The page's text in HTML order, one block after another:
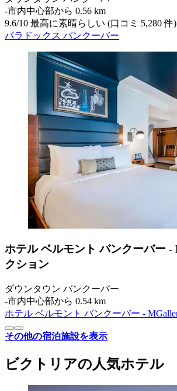
‐市内中心部から 0.56 km
9.6/10 最高に素晴らしい (口コミ 5,280 件)
パラドックス バンクーバー
ホテル ベルモント バンクーバー -
クション
ダウンタウン バンクーバー
‐市内中心部から 0.54 km
ホテル ベルモント バンクーバー -
その他の宿泊施設を表示
ビクトリアの人気ホテル